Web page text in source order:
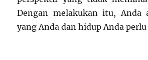
Dengan melakukan itu, Anda
yang Anda dan hidup Anda